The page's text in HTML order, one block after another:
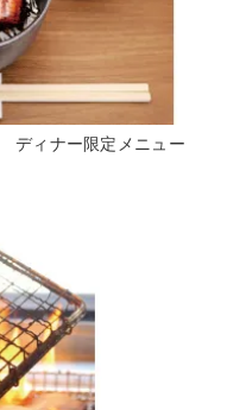
ィナー限定メニュー